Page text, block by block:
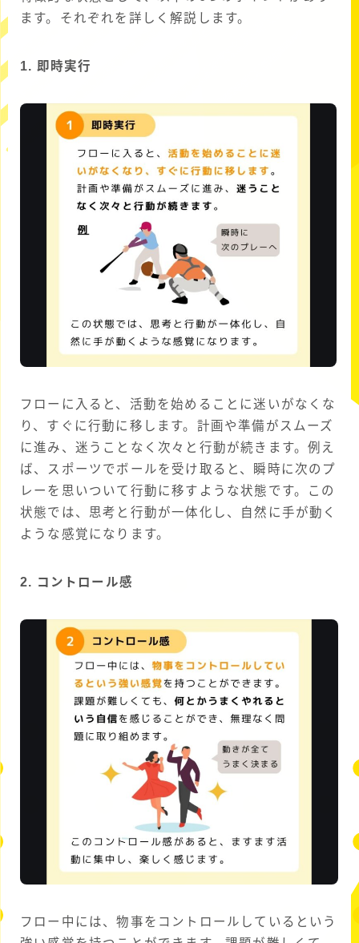
ます。それぞれを詳しく解説します。
1. 即時実行
フローに入ると、活動を始めることに迷いがなくな
り、すぐに行動に移します。計画や準備がスムーズ
に進み、迷うことなく次々と行動が続きます。例え
ば、スポーツでボールを受け取ると、瞬時に次のプ
レーを思いついて行動に移すような状態です。この
状態では、思考と行動が一体化し、自然に手が動く
ような感覚になります。
2. コントロール感
フロー中には、物事をコントロールしているという